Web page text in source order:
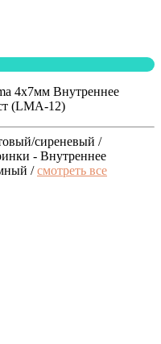
сиреневый /
- Внутреннее
/смотреть все